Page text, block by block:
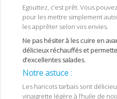
Egouttez, c’est prêt. Vous
pour les mettre simplement
les apprêter selon vos envies.
Ne pas hésiter à les cuire en
délicieux réchauffés et
d’excellentes salades.
Notre astuce :
Les haricots tarbais sont
vinaigrette légère à l’huile de